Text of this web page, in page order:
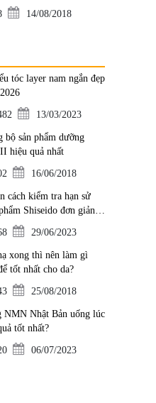
14/08/2018
tóc layer nam ngắn đẹp
13/03/2023
bộ sản phẩm dưỡng
hiệu quả nhất
16/06/2018
cách kiểm tra hạn sử
Shiseido đơn giản
29/06/2023
xong thì nên làm gì
tốt nhất cho da?
25/08/2018
NMN Nhật Bản uống lúc
tốt nhất?
06/07/2023